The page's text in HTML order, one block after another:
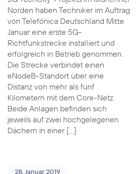
Norden haben Techniker im Auftrag
von Telefónica Deutschland Mitte
Januar eine erste 5G-
Richtfunkstrecke installiert und
erfolgreich in Betrieb genommen.
Die Strecke verbindet einen
eNodeB-Standort über eine
Distanz von mehr als fünf
Kilometern mit dem Core-Netz.
Beide Anlagen befinden sich
jeweils auf zwei hochgelegenen
Dächern in einer […]
28. Januar 2019